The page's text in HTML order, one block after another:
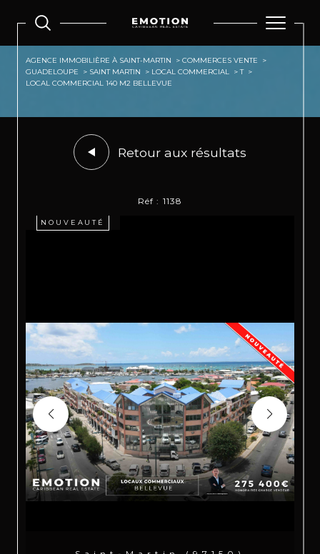
AGENCE IMMOBILIÈRE À SAINT-MARTIN
COMMERCES VENTE
GUADELOUPE
SAINT MARTIN LOCAL COMMERCIAL
T
LOCAL COMMERCIAL 140 M2 BELLEVUE
Retour aux résultats
Réf : 1138
NOUVEAUTÉ